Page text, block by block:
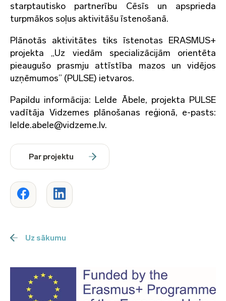
starptautisko partnerību Cēsīs un apsprieda
turpmākos soļus aktivitāšu īstenošanā.
Plānotās aktivitātes tiks īstenotas ERASMUS+
projekta „Uz viedām specializācijām orientēta
pieaugušo prasmju attīstība mazos un vidējos
uzņēmumos” (PULSE) ietvaros.
Papildu informācija: Lelde Ābele, projekta PULSE
vadītāja Vidzemes plānošanas reģionā, e-pasts:
lelde.abele@vidzeme.lv.
Par projektu
Uz sākumu